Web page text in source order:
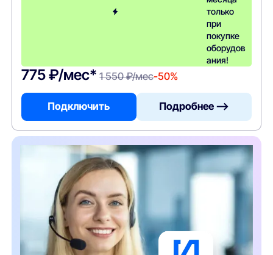
только
при
покупке
оборудов
ания!
775 ₽/мес* 1 550 ₽/мес-50%
Подключить Подробнее —>